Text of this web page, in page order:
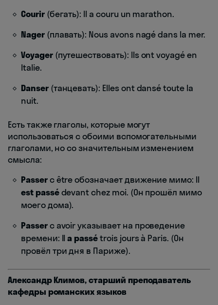
Courir(бегать): Il a couru un marathon.
Nager(плавать): Nous avons nagé dans la mer.
Voyager(путешествовать): Ils ont voyagé en
Italie.
Danser(танцевать): Elles ont dansé toute la
nuit.
Есть также глаголы, которые могут
использоваться с обоими вспомогательными
глаголами, но со значительным изменением
смысла:
Passerс être обозначает движение мимо: Il
est passédevant chez moi. (Он прошёл мимо
моего дома).
Passerс avoir указывает на проведение
времени: Ila passétrois jours à Paris. (Он
провёл три дня в Париже).
Александр Климов, старший преподаватель
кафедры романских языков